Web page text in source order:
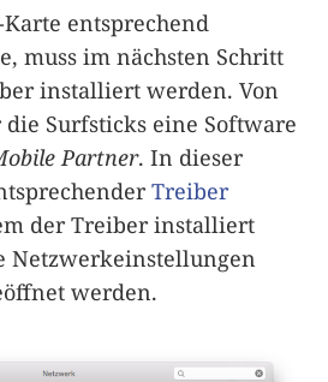
entsprechend
muss im nächsten Schritt
installiert werden. Von
Surfsticks eine Software
Partner. In dieser
Treiber
der Treiber installiert
Netzwerkeinstellungen
werden.